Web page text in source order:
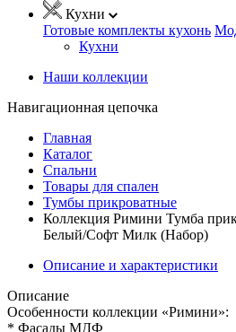
Кухни
Готовые комплекты кухонь
Кухни
Наши коллекции
Навигационная цепочка
Главная
Каталог
Спальни
Товары для спален
Тумбы прикроватные
Коллекция Римини Тумба
Белый/Софт Милк (Набор)
Описание и характеристики
Описание
Особенности коллекции «Римини»:
* Фасады МДФ